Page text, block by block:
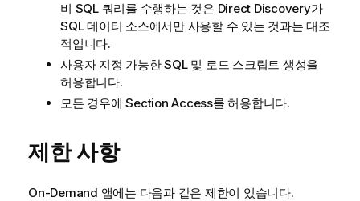
비 SQL 쿼리를 수행하는 것은 Direct Discovery가
SQL 데이터 소스에서만 사용할 수 있는 것과는 대조
적입니다.
사용자 지정 가능한 SQL 및 로드 스크립트 생성을
허용합니다.
모든 경우에 Section Access를 허용합니다.
제한 사항
On-Demand 앱에는 다음과 같은 제한이 있습니다.